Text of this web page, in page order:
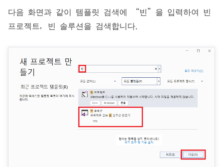
다음 화면과 같이 템플릿 검색에 “빈”을 입력하여 빈
프로젝트, 빈 솔루션을 검색합니다.